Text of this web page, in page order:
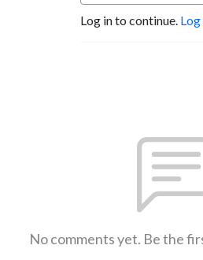
Log in to continue. Log
No comments yet. Be the